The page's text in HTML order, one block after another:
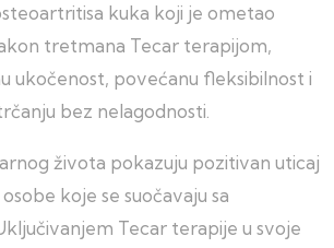
kuka koji je ometao
tretmana Tecar terapijom,
ukočenost, povećanu fleksibilnost i
bez nelagodnosti.
života pokazuju pozitivan uticaj
koje se suočavaju sa
Tecar terapije u svoje